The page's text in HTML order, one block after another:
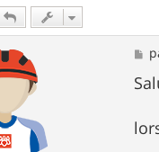
M
e
s
s
g
e